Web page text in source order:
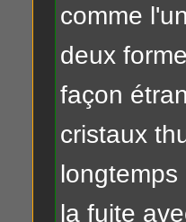
comme
deux
façon
cristaux
la fuite